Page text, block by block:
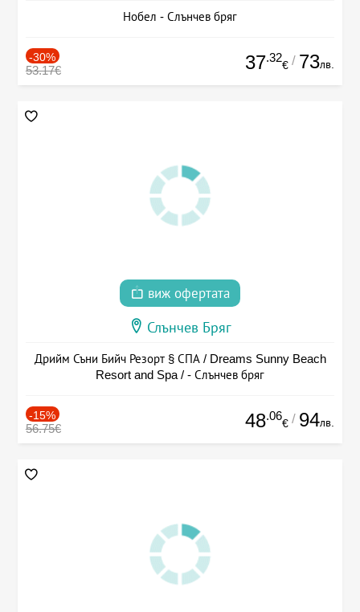
Нобел - Слънчев бряг
-30%
53.17€ 37.32
€ / 73лв.
виж офертата
Слънчев Бряг
Дрийм Съни Бийч Резорт § СПА / Dreams Sunny Beach
Resort and Spa / - Слънчев бряг
-15%
56.75€ 48.06
€ / 94лв.